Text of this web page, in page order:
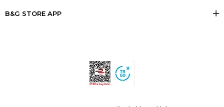
B&G STORE APP